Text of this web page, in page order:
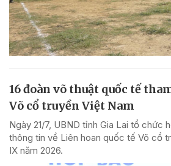
16 đoàn võ thuật quốc tế
Võ cổ truyền Việt Nam
Ngày 21/7, UBND tỉnh Gia Lai tổ chức
thông tin về Liên hoan quốc tế Võ cổ
IX năm 2026.